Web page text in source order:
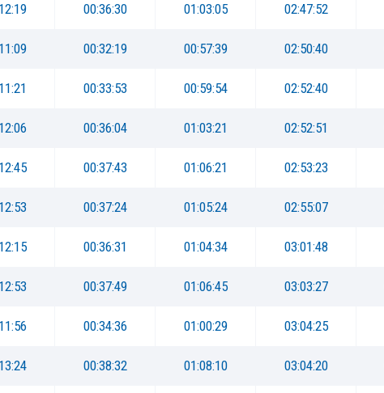
00:36:30 01:03:05 02:47:52
00:32:19 00:57:39 02:50:40
00:33:53 00:59:54 02:52:40
00:36:04 01:03:21 02:52:51
00:37:43 01:06:21 02:53:23
00:37:24 01:05:24 02:55:07
00:36:31 01:04:34 03:01:48
00:37:49 01:06:45 03:03:27
00:34:36 01:00:29 03:04:25
00:38:32 01:08:10 03:04:20